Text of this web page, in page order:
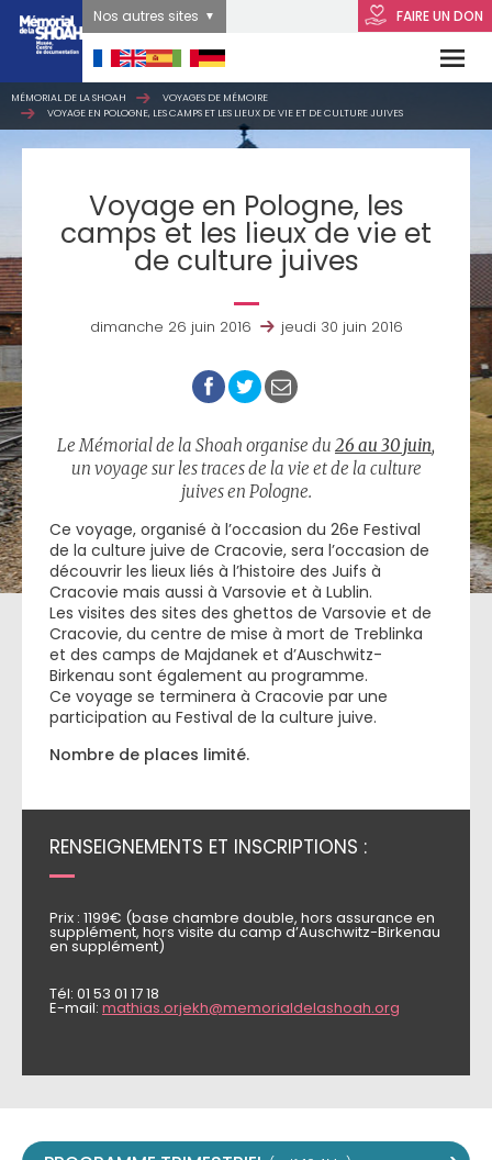
FAIRE UN DON
Nos autres sites
MÉMORIAL DE LA SHOAH
VOYAGES DE MÉMOIRE
VOYAGE EN POLOGNE, LES CAMPS ET LES LIEUX DE VIE ET DE CULTURE JUIVES
Voyage en Pologne, les
camps et les lieux de vie et
de culture juives
dimanche 26 juin 2016 jeudi 30 juin 2016
Le Mémorial de la Shoah organise du 26 au 30 juin,
un voyage sur les traces de la vie et de la culture
juives en Pologne.
Ce voyage, organisé à l’occasion du 26e Festival
de la culture juive de Cracovie, sera l’occasion de
découvrir les lieux liés à l’histoire des Juifs à
Cracovie mais aussi à Varsovie et à Lublin.
Les visites des sites des ghettos de Varsovie et de
Cracovie, du centre de mise à mort de Treblinka
et des camps de Majdanek et d’Auschwitz-
Birkenau sont également au programme.
Ce voyage se terminera à Cracovie par une
participation au Festival de la culture juive.
Nombre de places limité.
RENSEIGNEMENTS ET INSCRIPTIONS :
Prix : 1199€ (base chambre double, hors assurance en
supplément, hors visite du camp d’Auschwitz-Birkenau
en supplément)
Tél: 01 53 01 17 18
E-mail: mathias.orjekh@memorialdelashoah.org